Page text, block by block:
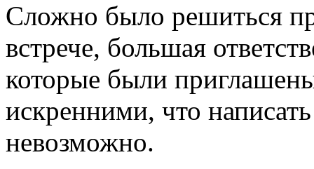
Сложно было решиться
встрече, большая
которые были
искренними, что
невозможно.